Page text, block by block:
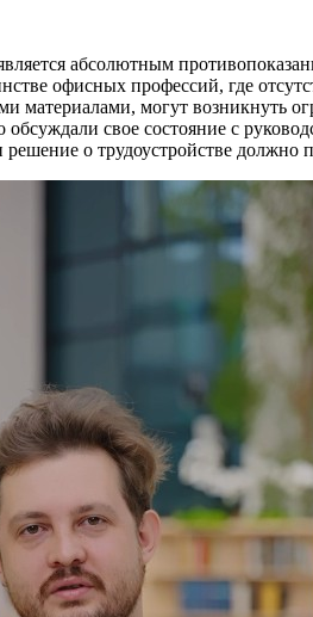
абсолютным
офисных профессий, где
могут возникнуть
свое состояние с
о трудоустройстве должно